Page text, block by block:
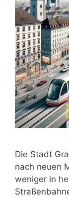
Die Stadt
nach neuen
weniger in